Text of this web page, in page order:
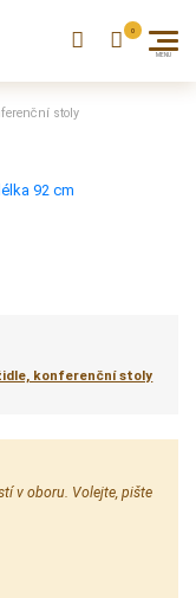
stoly
konferenční stoly
v oboru. Volejte, pište